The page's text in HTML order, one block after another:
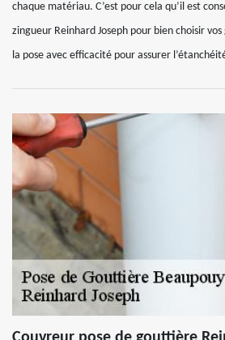
chaque matériau. C’est pour cela qu’il est
zingueur Reinhard Joseph pour bien choisir
la pose avec efficacité pour assurer